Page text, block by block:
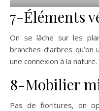
7-Éléments
On se lâche sur les
branches d’arbres
une connexion à la nature.
8-Mobilier
Pas de fioritures, on